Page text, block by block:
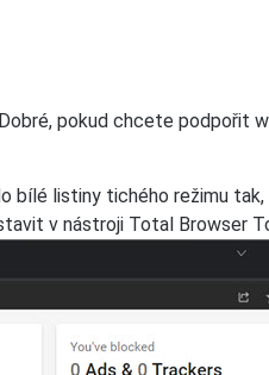
pokud chcete podpořit
bílé listiny tichého režimu
v nástroji Total Browser